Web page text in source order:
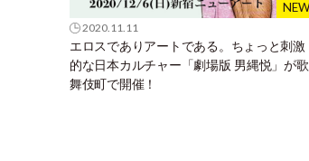
2020.11.11
エロスでありアートである。ちょっと刺激
的な日本カルチャー「劇場版 男縄悦」が歌
舞伎町で開催！